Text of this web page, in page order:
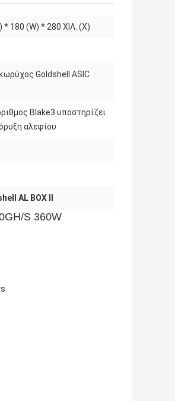
* 180 (W) * 280 ΧΙΛ. (Χ)
Goldshell ASIC
Blake3 υποστηρίζει
αλεφίου
AL BOX II
S 360W